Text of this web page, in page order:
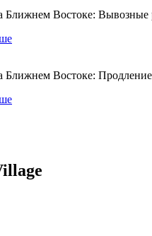
Ближнем Востоке:
Ближнем Востоке: Продление